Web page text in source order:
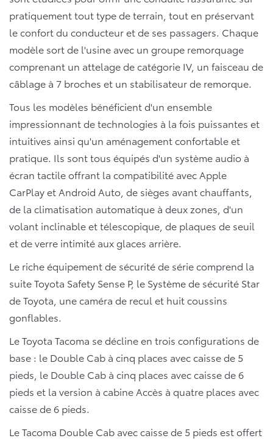
pratiquement tout type de terrain, tout en préservant
le confort du conducteur et de ses passagers. Chaque
modèle sort de l'usine avec un groupe remorquage
comprenant un attelage de catégorie IV, un faisceau de
câblage à 7 broches et un stabilisateur de remorque.
Tous les modèles bénéficient d'un ensemble
impressionnant de technologies à la fois puissantes et
intuitives ainsi qu'un aménagement confortable et
pratique. Ils sont tous équipés d'un système audio à
écran tactile offrant la compatibilité avec Apple
CarPlay et Android Auto, de sièges avant chauffants,
de la climatisation automatique à deux zones, d'un
volant inclinable et télescopique, de plaques de seuil
et de verre intimité aux glaces arrière.
Le riche équipement de sécurité de série comprend la
suite Toyota Safety Sense P, le Système de sécurité Star
de Toyota, une caméra de recul et huit coussins
gonflables.
Le Toyota Tacoma se décline en trois configurations de
base : le Double Cab à cinq places avec caisse de 5
pieds, le Double Cab à cinq places avec caisse de 6
pieds et la version à cabine Accès à quatre places avec
caisse de 6 pieds.
Le Tacoma Double Cab avec caisse de 5 pieds est offert